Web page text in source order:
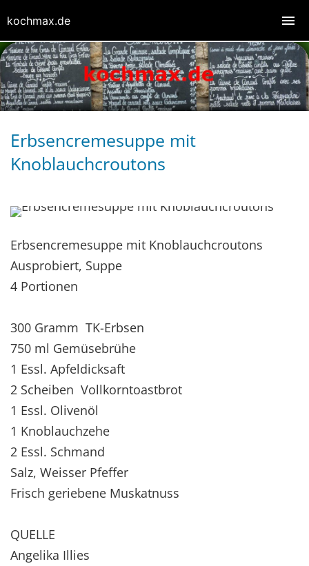
Erbsencremesuppe mit
Knoblauchcroutons
Erbsencremesuppe mit Knoblauchcroutons
Ausprobiert, Suppe
4 Portionen
300 Gramm TK-Erbsen
750 ml Gemüsebrühe
1 Essl. Apfeldicksaft
2 Scheiben Vollkorntoastbrot
1 Essl. Olivenöl
1 Knoblauchzehe
2 Essl. Schmand
Salz, Weisser Pfeffer
Frisch geriebene Muskatnuss
QUELLE
Angelika Illies
kochmax.de